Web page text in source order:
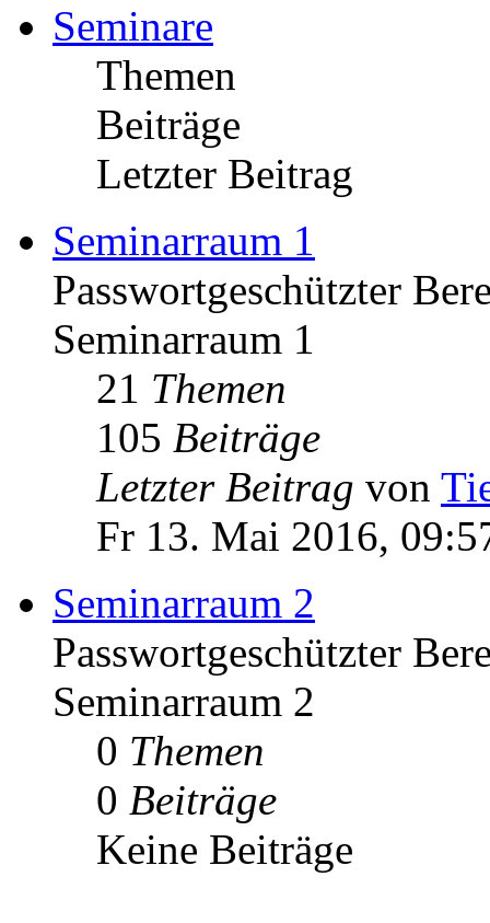
Seminare
Themen
Beiträge
Letzter Beitrag
Seminarraum 1
Passwortgeschützter
Seminarraum 1
21 Themen
105 Beiträge
Letzter Beitrag von
Fr 13. Mai 2016,
Seminarraum 2
Passwortgeschützter
Seminarraum 2
0 Themen
0 Beiträge
Keine Beiträge